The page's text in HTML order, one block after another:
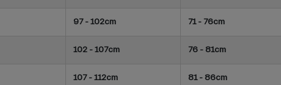
97 - 102cm 71 - 76cm
102 - 107cm 76 - 81cm
107 - 112cm 81 - 86cm